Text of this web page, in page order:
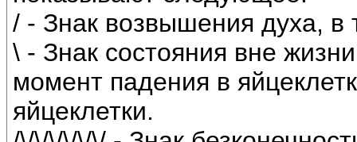
/ - Знак возвышения духа, в
\ - Знак состояния вне
момент падения в
яйцеклетки.